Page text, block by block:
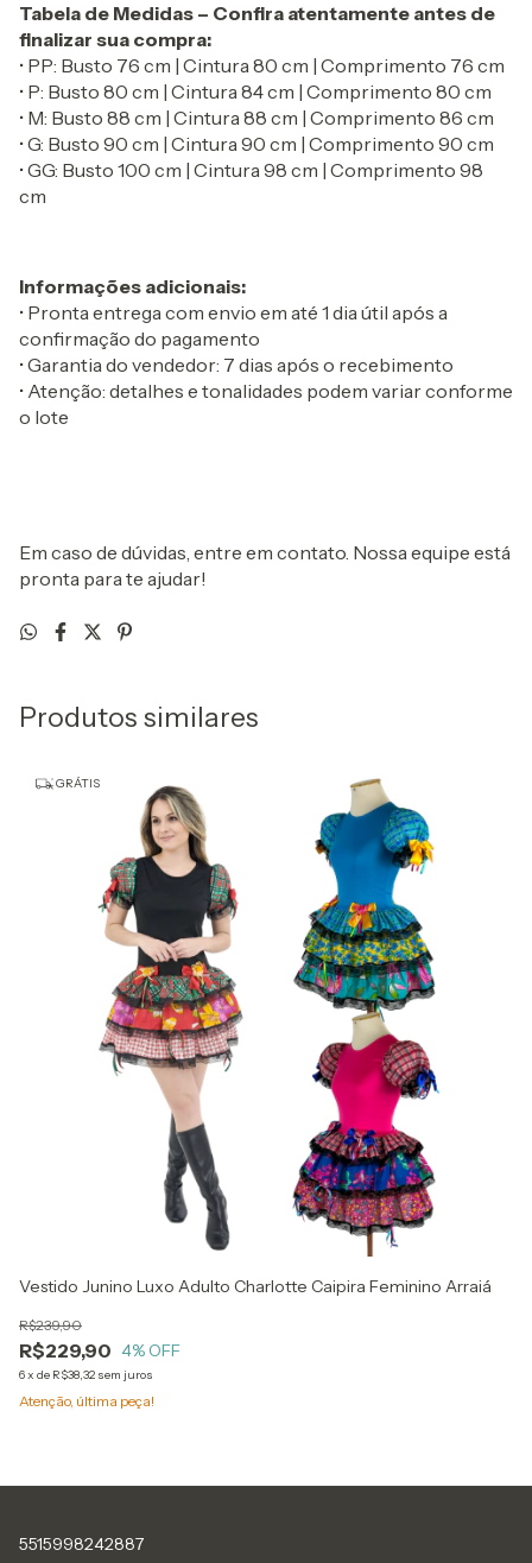
Tabela de Medidas – Confira atentamente antes de
finalizar sua compra:
• PP: Busto 76 cm | Cintura 80 cm | Comprimento 76 cm
• P: Busto 80 cm | Cintura 84 cm | Comprimento 80 cm
• M: Busto 88 cm | Cintura 88 cm | Comprimento 86 cm
• G: Busto 90 cm | Cintura 90 cm | Comprimento 90 cm
• GG: Busto 100 cm | Cintura 98 cm | Comprimento 98
cm
Informações adicionais:
• Pronta entrega com envio em até 1 dia útil após a
confirmação do pagamento
• Garantia do vendedor: 7 dias após o recebimento
• Atenção: detalhes e tonalidades podem variar conforme
o lote
Em caso de dúvidas, entre em contato. Nossa equipe está
pronta para te ajudar!
Produtos similares
GRÁTIS
Vestido Junino Luxo Adulto Charlotte Caipira Feminino Arraiá
R$229,90
R$239,90
4% OFF
6x de R$38,32 sem juros
Atenção, última peça!
5515998242887